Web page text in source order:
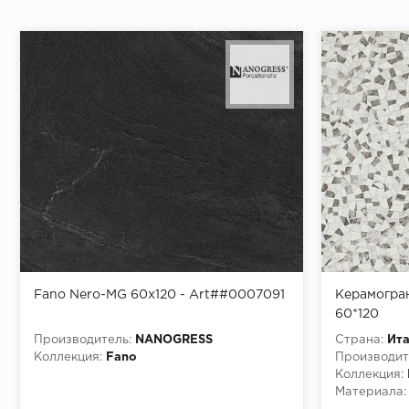
Fano Nero-MG 60x120 - Art##0007091
Производитель:
NANOGRESS
Коллекция:
Fano
60*120
Страна:
Коллекция:
Материала: